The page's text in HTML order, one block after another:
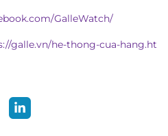
GalleWatch/
galle.vn/he-thong-cua-hang.ht